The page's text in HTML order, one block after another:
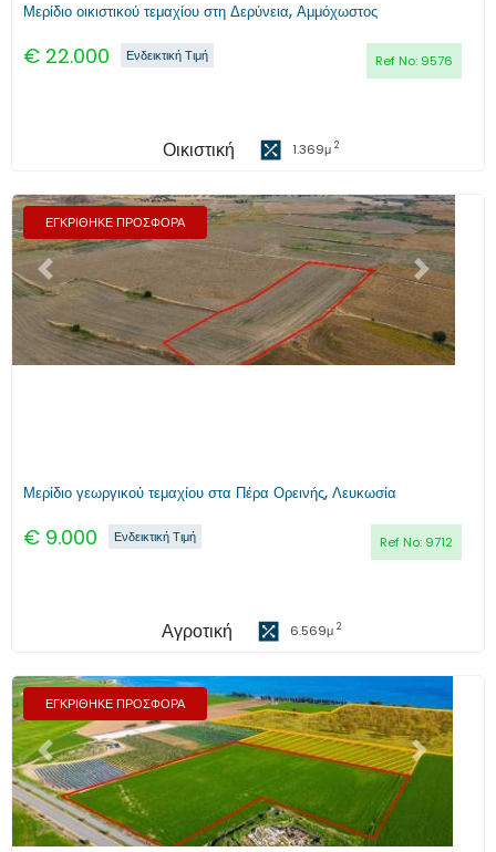
Μερίδιο οικιστικού τεμαχίου στη Δερύνεια, Αμμόχωστος
€ 22.000 Ref No: 9576
Ενδεικτική Τιμή
Οικιστική 1.369μ 2
ΕΓΚΡΙΘΗΚΕ ΠΡΟΣΦΟΡΑ
Προηγούμενο Επόμενο
Μερίδιο γεωργικού τεμαχίου στα Πέρα Ορεινής, Λευκωσία
€ 9.000 Ref No: 9712
Ενδεικτική Τιμή
Αγροτική 6.569μ 2
ΕΓΚΡΙΘΗΚΕ ΠΡΟΣΦΟΡΑ
Προηγούμενο Επόμενο